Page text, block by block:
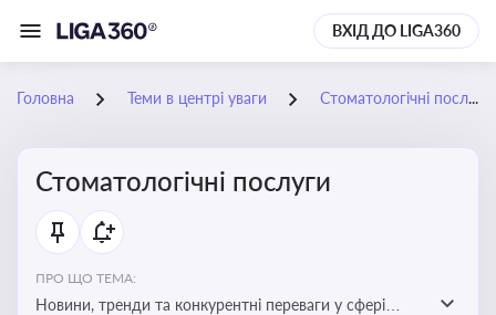
ВХІД ДО LIGA360
Головна Теми в центрі уваги Стоматологічні послуги
Стоматологічні послуги
ПРО ЩО ТЕМА:
Новини, тренди та конкурентні переваги у сфері